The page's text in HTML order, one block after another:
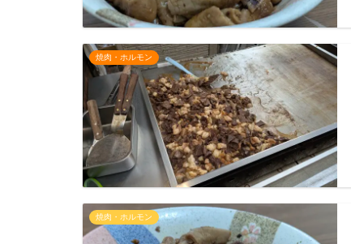
焼肉・ホルモン
焼肉・ホルモン